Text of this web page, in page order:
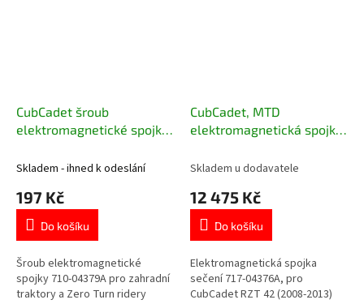
CubCadet šroub
elektromagnetické spojky
Skladem - ihned k odeslání
197 Kč
Do košíku
Šroub elektromagnetické
spojky 710-04379A pro zahradní
traktory a Zero Turn ridery
CubCadet, MTD
elektromagnetická spojka
04376A
Skladem u dodavatele
12 475 Kč
Do košíku
Elektromagnetická spojka
sečení 717-04376A, pro
CubCadet RZT 42 (2008-2013)